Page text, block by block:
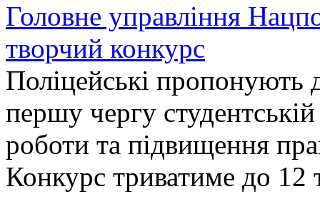
Головне управління
творчий конкурс
Поліцейські пропонують
першу чергу
роботи та підвищення
Конкурс триватиме до 12